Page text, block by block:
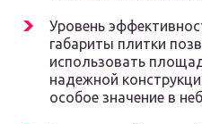
Уровень
габариты плитки
использовать
надежной
особое значение в